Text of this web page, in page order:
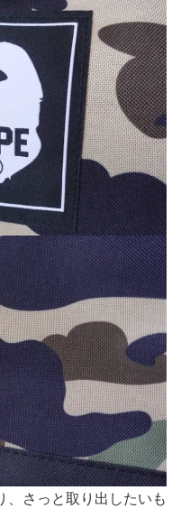
、さっと取り出したいも